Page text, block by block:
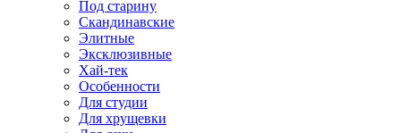
Под старину
Скандинавские
Элитные
Эксклюзивные
Хай-тек
Особенности
Для студии
Для хрущевки